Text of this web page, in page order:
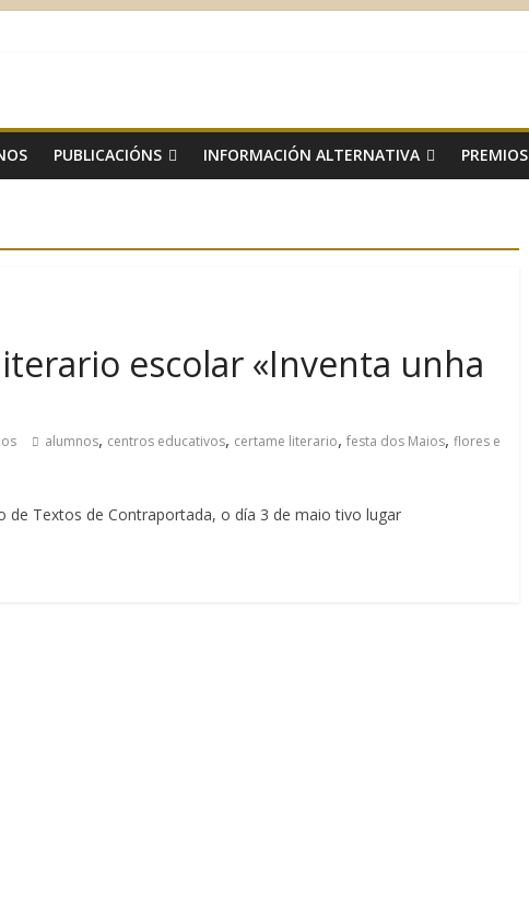
PUBLICACIÓNS INFORMACIÓN ALTERNATIVA PREMIOS
escolar «Inventa unha
alumnos, centros educativos, certame literario, festa dos Maios, flores e
Textos de Contraportada, o día 3 de maio tivo lugar